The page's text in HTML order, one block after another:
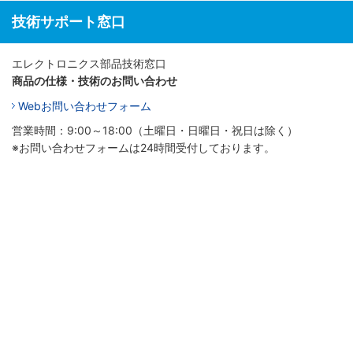
技術サポート窓口
エレクトロニクス部品技術窓口
商品の仕様・技術のお問い合わせ
Webお問い合わせフォーム
営業時間：9:00～18:00（土曜日・日曜日・祝日は除く）
※お問い合わせフォームは24時間受付しております。